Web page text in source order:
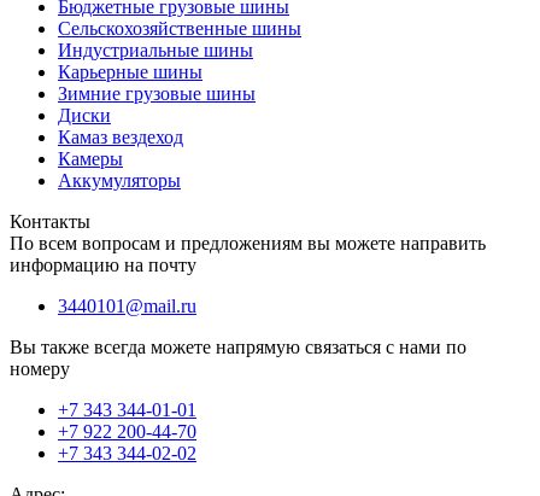
Бюджетные грузовые шины
Сельскохозяйственные шины
Индустриальные шины
Карьерные шины
Зимние грузовые шины
Диски
Камаз вездеход
Камеры
Аккумуляторы
Контакты
По всем вопросам и предложениям вы можете направить
информацию на почту
3440101@mail.ru
Вы также всегда можете напрямую связаться с нами по
номеру
+7 343 344-01-01
+7 922 200-44-70
+7 343 344-02-02